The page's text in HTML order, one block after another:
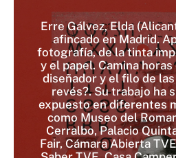
Erre Gálvez, Elda
afincado en Madrid.
fotografía, de la tinta
y el papel. Camina
diseñador y el filo de
revés?. Su trabajo ha
expuesto en diferentes
como Museo del
Cerralbo, Palacio
Fair, Cámara Abierta